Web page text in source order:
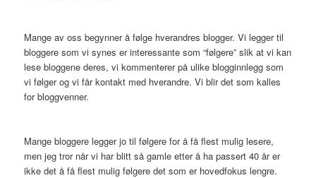
Mange av oss begynner å følge hverandres blogger. Vi legger til
bloggere som vi synes er interessante som “følgere” slik at vi kan
lese bloggene deres, vi kommenterer på ulike blogginnlegg som
vi følger og vi får kontakt med hverandre. Vi blir det som kalles
for bloggvenner.
Mange bloggere legger jo til følgere for å få flest mulig lesere,
men jeg tror når vi har blitt så gamle etter å ha passert 40 år er
ikke det å få flest mulig følgere det som er hovedfokus lengre.